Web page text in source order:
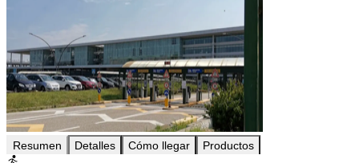
Resumen Detalles Cómo llegar Productos